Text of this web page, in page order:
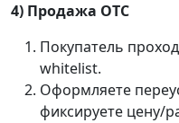
4) Продажа OTC
Покупатель
whitelist.
Оформляете
фиксируете цену/